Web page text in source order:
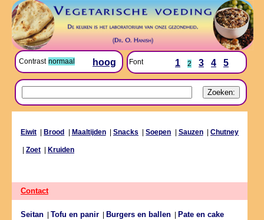
Contrast normaal hoog Font 1 2 3 4 5
Eiwit Brood Maaltijden|Snacks |Soepen Sauzen|Chutney
Zoet Kruiden
Contact
Seitan Tofu en panir Burgers en ballen Pate en cake